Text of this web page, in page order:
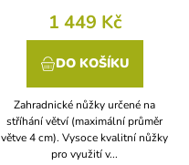
1 449 Kč
DO KOŠÍKU
Zahradnické nůžky určené na
stříhání větví (maximální průměr
větve 4 cm). Vysoce kvalitní nůžky
pro využití v...